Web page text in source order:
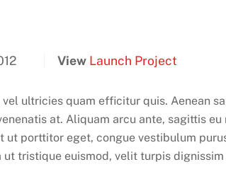
View Launch Project
ultricies quam efficitur quis. Aenean
at. Aliquam arcu ante, sagittis eu
ut porttitor eget, congue vestibulum
tristique euismod, velit turpis dignissim